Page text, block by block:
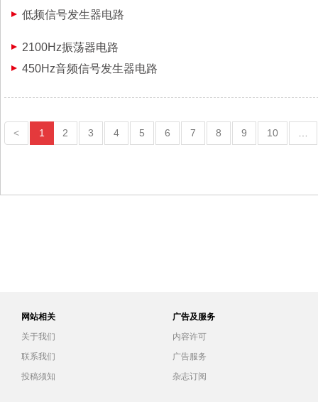
低频信号发生器电路
2100Hz振荡器电路
450Hz音频信号发生器电路
< 1 2 3 4 5 6 7 8 9 10 …
网站相关
关于我们
联系我们
投稿须知
广告及服务
内容许可
广告服务
杂志订阅